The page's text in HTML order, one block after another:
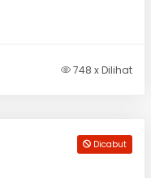
748 x Dilihat
Dicabut